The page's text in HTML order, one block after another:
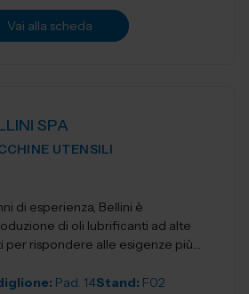
Vai alla scheda
SPA
UTENSILI
di esperienza, Bellini è
di oli lubrificanti ad alte
per rispondere alle esigenze più
Pad. 14Stand: F02